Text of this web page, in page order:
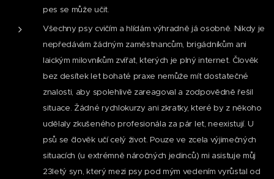
pes se může učit.
Všechny psy cvičím a hlídám výhradně já osobně. Nikdy je
nepředávám žádným zaměstnancům, brigádníkům ani
laickým milovníkům zvířat, kterých je plný internet. Člověk
bez desítek let bohaté praxe nemůže mít dostatečné
znalosti, aby spolehlivě zareagoval a zodpovědně řešil
situace. Žádné rychlokurzy ani zkratky, které by z někoho
udělaly zkušeného profesionála za pár let, neexistují. U
psů se člověk učí celý život. Pouze ve zcela výjimečných
situacích (u extrémně náročných jedinců) mi asistuje můj
23letý syn, který mezi psy pod mým vedením vyrůstal od